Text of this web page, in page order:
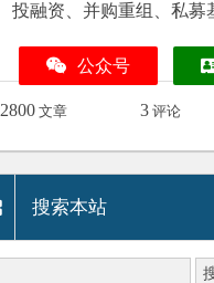
投融资、并购重组、私募
公众号
2800 文章 3 评论
搜索本站